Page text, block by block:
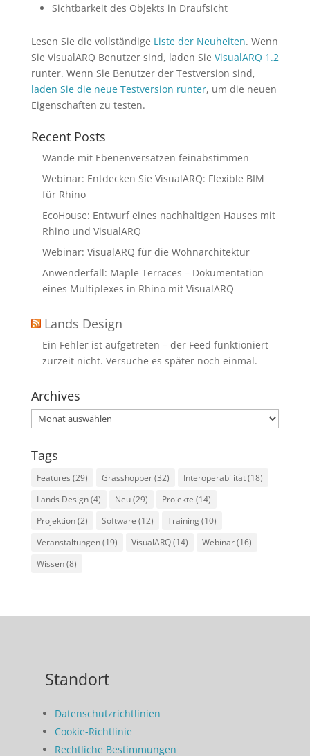
Sichtbarkeit des Objekts in Draufsicht
Lesen Sie die vollständige Liste der Neuheiten. Wenn
Sie VisualARQ Benutzer sind, laden Sie VisualARQ 1.2
runter. Wenn Sie Benutzer der Testversion sind,
laden Sie die neue Testversion runter, um die neuen
Eigenschaften zu testen.
Recent Posts
Wände mit Ebenenversätzen feinabstimmen
Webinar: Entdecken Sie VisualARQ: Flexible BIM
für Rhino
EcoHouse: Entwurf eines nachhaltigen Hauses mit
Rhino und VisualARQ
Webinar: VisualARQ für die Wohnarchitektur
Anwenderfall: Maple Terraces – Dokumentation
eines Multiplexes in Rhino mit VisualARQ
Lands Design
Ein Fehler ist aufgetreten – der Feed funktioniert
zurzeit nicht. Versuche es später noch einmal.
Archives
Archives
Tags
Features (29) Grasshopper(32) Interoperabilität(18)
Lands Design(4) Neu(29) Projekte (14)
Projektion(2) Software (12) Training(10)
Veranstaltungen(19) VisualARQ(14) Webinar(16)
Wissen(8)
Standort
Datenschutzrichtlinien
Cookie-Richtlinie
Rechtliche Bestimmungen